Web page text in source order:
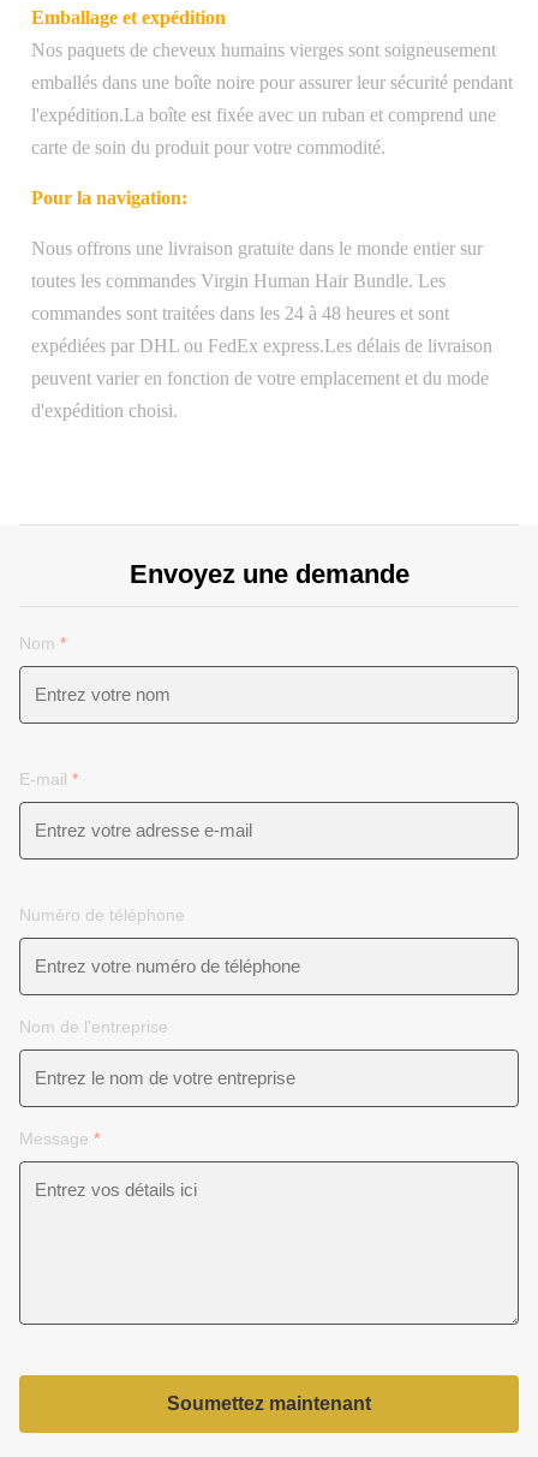
Emballage et expédition
Nos paquets de cheveux humains vierges sont soigneusement
emballés dans une boîte noire pour assurer leur sécurité pendant
l'expédition.La boîte est fixée avec un ruban et comprend une
carte de soin du produit pour votre commodité.
Pour la navigation:
Nous offrons une livraison gratuite dans le monde entier sur
toutes les commandes Virgin Human Hair Bundle. Les
commandes sont traitées dans les 24 à 48 heures et sont
expédiées par DHL ou FedEx express.Les délais de livraison
peuvent varier en fonction de votre emplacement et du mode
d'expédition choisi.
Envoyez une demande
Nom *
E-mail *
Numéro de téléphone
Nom de l'entreprise
Message *
Soumettez maintenant